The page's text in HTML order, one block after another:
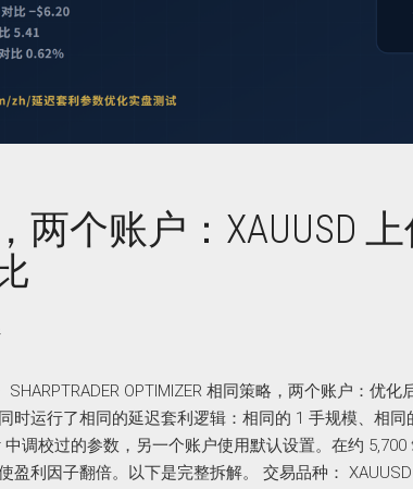
两个账户：XAUUSD
SHARPTRADER OPTIMIZER 相同策略，两个账户：优
时运行了相同的延迟套利逻辑：相同的 1 手规模、相
调校过的参数，另一个账户使用默认设置。在约
盈利因子翻倍。以下是完整拆解。 交易品种：